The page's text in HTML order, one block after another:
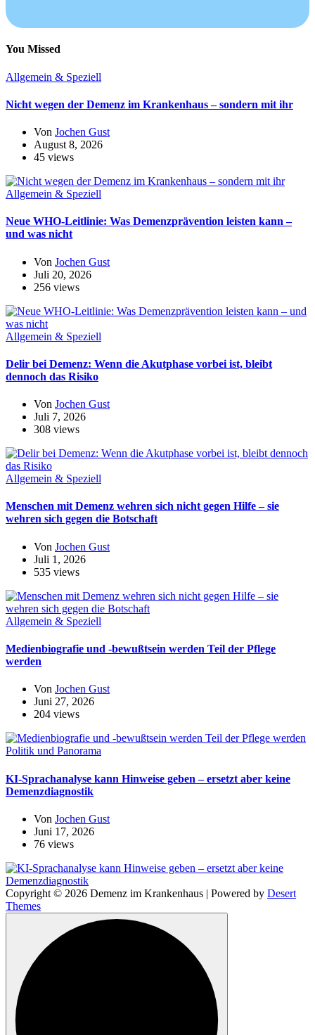
You Missed
Allgemein & Speziell
Nicht wegen der Demenz im Krankenhaus – sondern mit ihr
Von Jochen Gust
August 8, 2026
45 views
Allgemein & Speziell
Neue WHO-Leitlinie: Was Demenzprävention leisten kann –
und was nicht
Von Jochen Gust
Juli 20, 2026
256 views
Allgemein & Speziell
Delir bei Demenz: Wenn die Akutphase vorbei ist, bleibt
dennoch das Risiko
Von Jochen Gust
Juli 7, 2026
308 views
Allgemein & Speziell
Menschen mit Demenz wehren sich nicht gegen Hilfe – sie
wehren sich gegen die Botschaft
Von Jochen Gust
Juli 1, 2026
535 views
Allgemein & Speziell
Medienbiografie und -bewußtsein werden Teil der Pflege
werden
Von Jochen Gust
Juni 27, 2026
204 views
Politik und Panorama
KI-Sprachanalyse kann Hinweise geben – ersetzt aber keine
Demenzdiagnostik
Von Jochen Gust
Juni 17, 2026
76 views
Copyright © 2026 Demenz im Krankenhaus | Powered by Desert
Themes